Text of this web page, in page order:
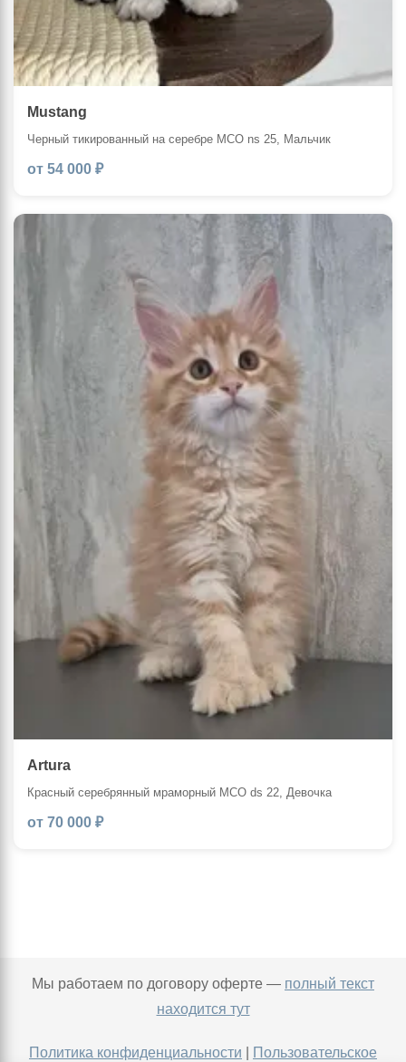
Mustang
Черный тикированный на серебре MCO ns 25, Мальчик
от 54 000 ₽
Arturа
Красный серебрянный мраморный MCO ds 22, Девочка
от 70 000 ₽
Мы работаем по договору оферте — полный текст
находится тут
Политика конфиденциальности Пользовательское